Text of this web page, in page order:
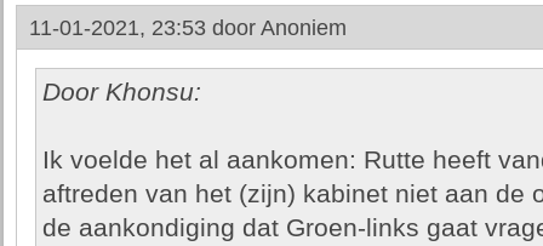
11-01-2021, 23:53 door Anoniem
Door Khonsu:
Ik voelde het al aankomen: Rutte heeft
aftreden van het (zijn) kabinet niet aan de
de aankondiging dat Groen-links gaat